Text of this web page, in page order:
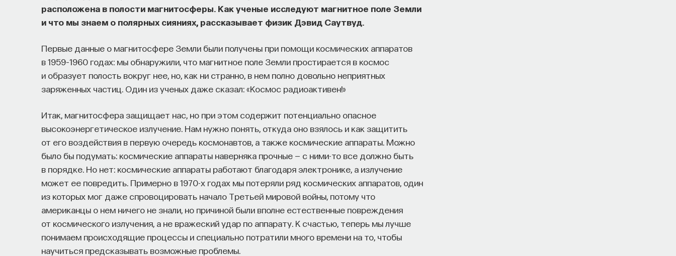
расположена в полости магнитосферы. Как ученые исследуют магнитное поле Земли
и что мы знаем о полярных сияниях, рассказывает физик Дэвид Саутвуд.
Первые данные о магнитосфере Земли были получены при помощи космических аппаратов
в 1959–1960 годах: мы обнаружили, что магнитное поле Земли простирается в космос
и образует полость вокруг нее, но, как ни странно, в нем полно довольно неприятных
заряженных частиц. Один из ученых даже сказал: «Космос радиоактивен!»
Итак, магнитосфера защищает нас, но при этом содержит потенциально опасное
высокоэнергетическое излучение. Нам нужно понять, откуда оно взялось и как защитить
от его воздействия в первую очередь космонавтов, а также космические аппараты. Можно
было бы подумать: космические аппараты наверняка прочные — с ними-то все должно быть
в порядке. Но нет: космические аппараты работают благодаря электронике, а излучение
может ее повредить. Примерно в 1970-х годах мы потеряли ряд космических аппаратов, один
из которых мог даже спровоцировать начало Третьей мировой войны, потому что
американцы о нем ничего не знали, но причиной были вполне естественные повреждения
от космического излучения, а не вражеский удар по аппарату. К счастью, теперь мы лучше
понимаем происходящие процессы и специально потратили много времени на то, чтобы
научиться предсказывать возможные проблемы.
о происходящем в мире?
представления об окружающей действительности и познавать самого себя? Ответы на эти
и другие вопросы можно найти, записавшисьна курс «Философский поиск: начала».
Слушатели курса убедятся в том, что философский поиск — это не только каскад
современного человека.
Пройдя этот курс, вы:
— Овладеете ключевыми для независимого мышления навыками: научитесь критически
воспринимать информацию и логично и аргументированно доказывать свою точку зрения.
— Узнаете, как философия отвечает на основополагающие вопросы человечества: что такое
пространство и что такое время? Что значит мыслить и что представляет собой наше
сознание? Реальна ли реальность и откуда мы знаем то, что знаем? Существует ли в мире
свобода?